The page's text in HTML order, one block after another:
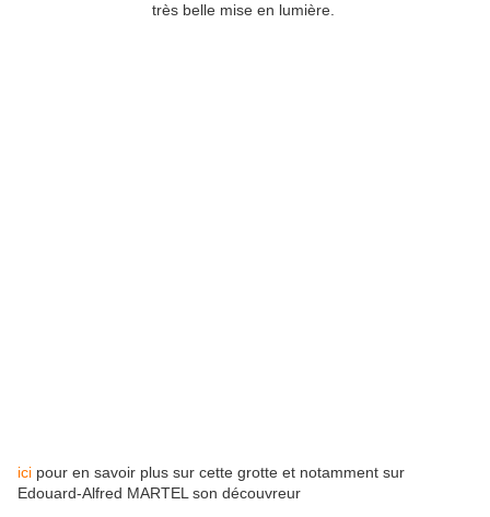
très belle mise en lumière.
ici pour en savoir plus sur cette grotte et notamment sur
Edouard-Alfred MARTEL son découvreur